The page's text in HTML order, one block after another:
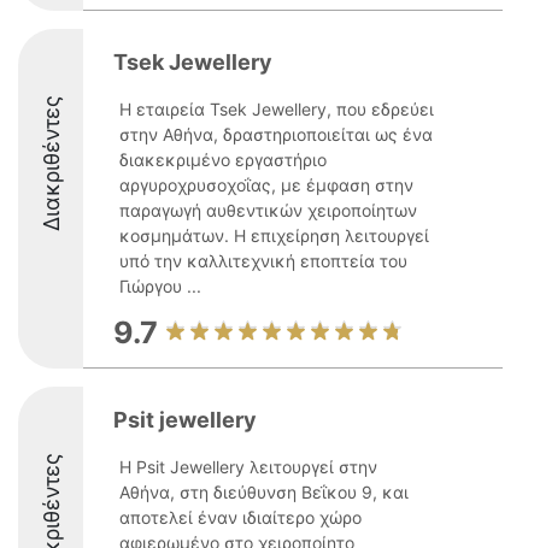
Διακριθέντες
Tsek Jewellery
Η εταιρεία Tsek Jewellery, που εδρεύει
στην Αθήνα, δραστηριοποιείται ως ένα
διακεκριμένο εργαστήριο
αργυροχρυσοχοΐας, με έμφαση στην
παραγωγή αυθεντικών χειροποίητων
κοσμημάτων. Η επιχείρηση λειτουργεί
υπό την καλλιτεχνική εποπτεία του
Γιώργου ...
9.7
Psit jewellery
Η Psit Jewellery λειτουργεί στην
Αθήνα, στη διεύθυνση Βεΐκου 9, και
αποτελεί έναν ιδιαίτερο χώρο
αφιερωμένο στο χειροποίητο